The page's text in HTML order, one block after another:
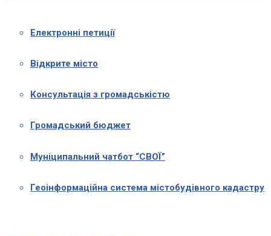
Електронні петиції
Відкрите місто
Консультація з громадськістю
Громадський бюджет
Муніципальний чатбот “СВОЇ”
Геоінформаційна система містобудівного кадастру